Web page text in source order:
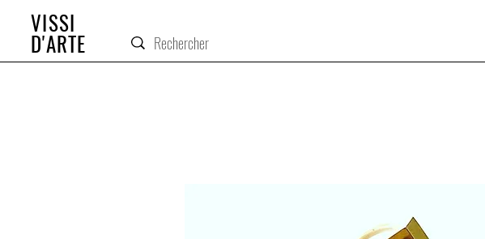
D'ARTE
VISSI